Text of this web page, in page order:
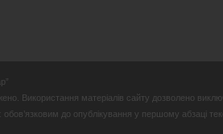
Використання матеріалів сайту дозволено
обов’язковим до опублікування у першому абзаці